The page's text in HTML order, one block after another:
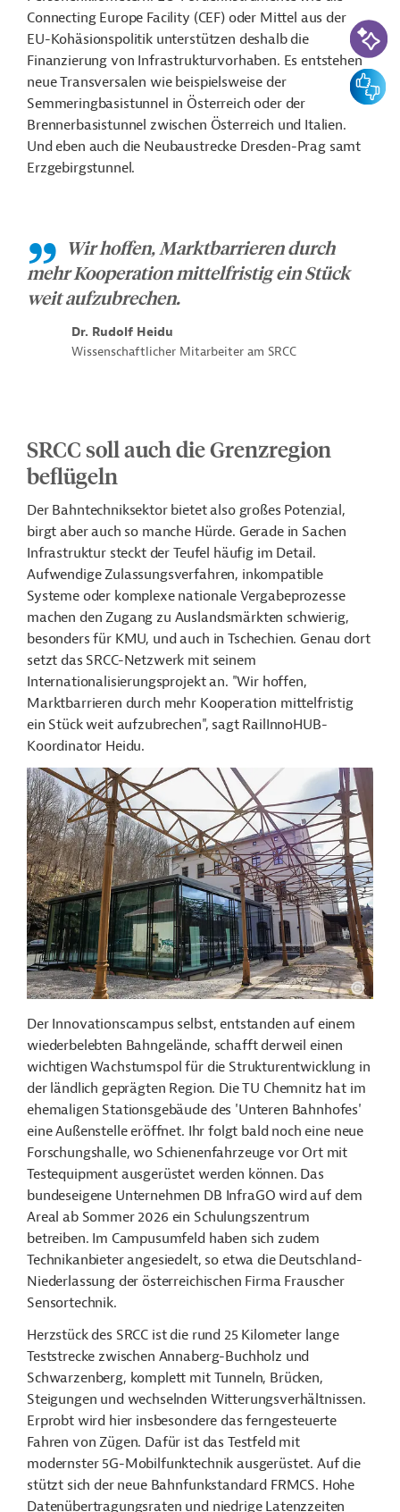
ConnectingEurope Facility (CEF) oder Mittel aus der
EU-Kohäsionspolitik unterstützen deshalb die
Finanzierung von Infrastrukturvorhaben. Es entstehen
neue Transversalen wie beispielsweise der
Semmeringbasistunnel in Österreich oder der
Brennerbasistunnel zwischen Österreich und Italien.
Und eben auch die Neubaustrecke Dresden-Prag samt
Erzgebirgstunnel.
Wir hoffen, Marktbarrieren durch
mehr Kooperation mittelfristig ein Stück
weit aufzubrechen.
Dr. Rudolf Heidu
Wissenschaftlicher Mitarbeiter am SRCC
SRCC soll auch die Grenzregion
beflügeln
Der Bahntechniksektor bietet also großes Potenzial,
birgt aber auch so manche Hürde. Gerade in Sachen
Infrastruktur steckt der Teufel häufig im Detail.
Aufwendige Zulassungsverfahren, inkompatible
Systeme oder komplexe nationale Vergabeprozesse
machen den Zugang zu Auslandsmärkten schwierig,
besonders für KMU, und auch in Tschechien. Genau dort
setzt das SRCC-Netzwerk mit seinem
Internationalisierungsprojekt an. "Wir hoffen,
Marktbarrieren durch mehr Kooperation mittelfristig
ein Stück weit aufzubrechen", sagt RailInnoHUB-
Koordinator Heidu.
Der Innovationscampus selbst, entstanden auf einem
wiederbelebten Bahngelände, schafft derweil einen
wichtigen Wachstumspol für die Strukturentwicklung in
der ländlich geprägten Region. Die TU Chemnitz hat im
ehemaligen Stationsgebäude des 'Unteren Bahnhofes'
eine Außenstelle eröffnet. Ihr folgt bald noch eine neue
Forschungshalle, wo Schienenfahrzeuge vor Ort mit
Testequipment ausgerüstet werden können. Das
bundeseigene Unternehmen DB InfraGO wird auf dem
Areal ab Sommer 2026 ein Schulungszentrum
betreiben. Im Campusumfeld haben sich zudem
Technikanbieter angesiedelt, so etwa die Deutschland-
Niederlassung der österreichischen Firma Frauscher
Sensortechnik.
Herzstück des SRCC ist die rund 25 Kilometer lange
Teststrecke zwischen Annaberg-Buchholz und
Schwarzenberg, komplett mit Tunneln, Brücken,
Steigungen und wechselnden Witterungsverhältnissen.
Erprobt wird hier insbesondere das ferngesteuerte
Fahren von Zügen. Dafür ist das Testfeld mit
modernster 5G-Mobilfunktechnik ausgerüstet. Auf die
stützt sich der neue Bahnfunkstandard FRMCS. Hohe
Datenübertragungsraten und niedrige Latenzzeiten
KI-